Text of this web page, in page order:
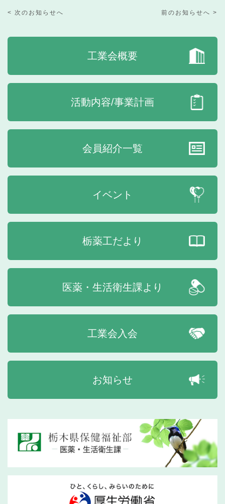
< 次のお知らせへ 前のお知らせへ >
工業会概要
活動内容/事業計画
会員紹介一覧
イベント
栃薬工だより
医薬・生活衛生課より
工業会入会
お知らせ